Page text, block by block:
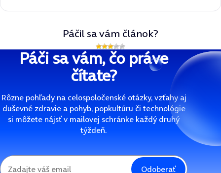
Páčil sa vám článok?
Páči sa vám, čo práve
čítate?
Rôzne pohľady na celospoločenské otázky, vzťahy aj
duševné zdravie a pohyb, popkultúru či technológie
si môžete nájsť v mailovej schránke každý druhý
týždeň.
Odoberať